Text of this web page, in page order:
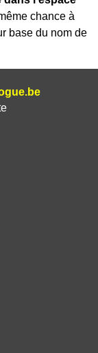
chance à
base du nom de